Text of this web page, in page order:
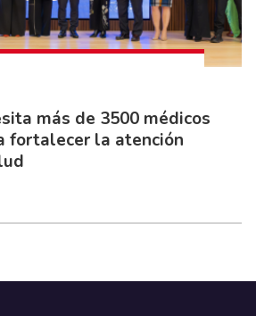
más de 3500 médicos
fortalecer la atención